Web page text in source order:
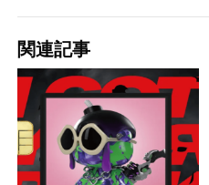
関連記事